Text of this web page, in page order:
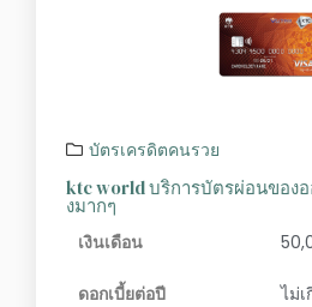
บัตรเครดิตคนรวย
ktc world บริการบัตรผ่อนของ
งมากๆ
เงินเดือน
ดอกเบี้ยต่อปี ไม่